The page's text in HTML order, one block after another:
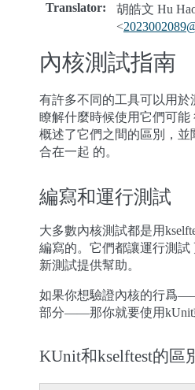
Translator:
胡皓文 Hu
<2023002089
內核測試指南
有許多不同的工具可以用
瞭解什麼時候使用它們可能
概述了它們之間的區別，並
合在一起 的。
編寫和運行測試
大多數內核測試都是用
編寫的。它們都讓運行測試
新測試提供幫助。
如果你想驗證內核的行爲
部分——那你就要使用kUnit
KUnit和kselftest的區